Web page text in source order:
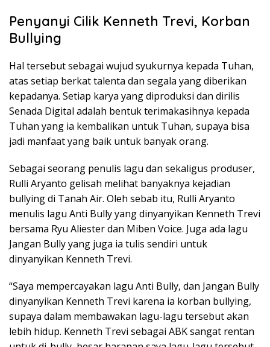
Penyanyi Cilik Kenneth Trevi, Korban
Bullying
Hal tersebut sebagai wujud syukurnya kepada Tuhan,
atas setiap berkat talenta dan segala yang diberikan
kepadanya. Setiap karya yang diproduksi dan dirilis
Senada Digital adalah bentuk terimakasihnya kepada
Tuhan yang ia kembalikan untuk Tuhan, supaya bisa
jadi manfaat yang baik untuk banyak orang.
Sebagai seorang penulis lagu dan sekaligus produser,
Rulli Aryanto gelisah melihat banyaknya kejadian
bullying di Tanah Air. Oleh sebab itu, Rulli Aryanto
menulis lagu Anti Bully yang dinyanyikan Kenneth Trevi
bersama Ryu Aliester dan Miben Voice. Juga ada lagu
Jangan Bully yang juga ia tulis sendiri untuk
dinyanyikan Kenneth Trevi.
“Saya mempercayakan lagu Anti Bully, dan Jangan Bully
dinyanyikan Kenneth Trevi karena ia korban bullying,
supaya dalam membawakan lagu-lagu tersebut akan
lebih hidup. Kenneth Trevi sebagai ABK sangat rentan